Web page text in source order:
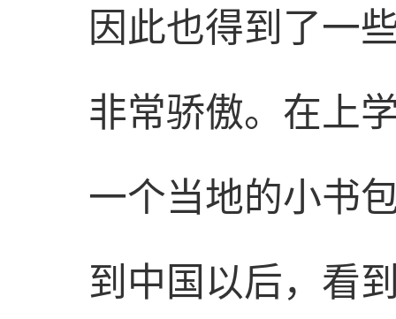
因此也得到了一
非常骄傲。在上
一个当地的小书
到中国以后，看